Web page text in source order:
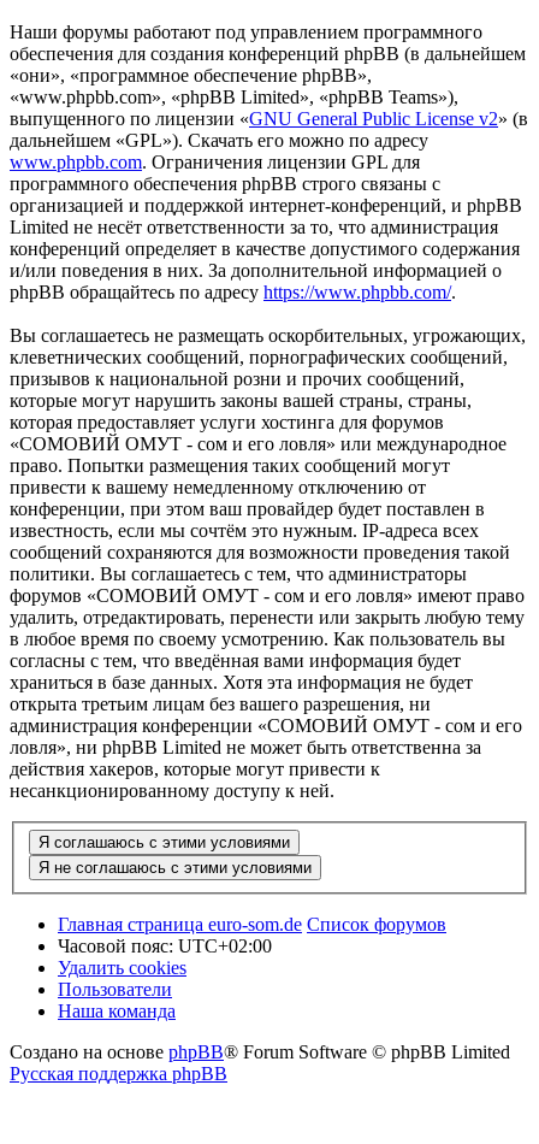
Наши форумы работают под управлением программного
обеспечения для создания конференций phpBB (в дальнейшем
«они», «программное обеспечение phpBB»,
«www.phpbb.com», «phpBB Limited», «phpBB Teams»),
выпущенного по лицензии «GNU General Public License v2» (в
дальнейшем «GPL»). Скачать его можно по адресу
www.phpbb.com. Ограничения лицензии GPL для
программного обеспечения phpBB строго связаны с
организацией и поддержкой интернет-конференций, и phpBB
Limited не несёт ответственности за то, что администрация
конференций определяет в качестве допустимого содержания
и/или поведения в них. За дополнительной информацией о
phpBB обращайтесь по адресу https://www.phpbb.com/.
Вы соглашаетесь не размещать оскорбительных, угрожающих,
клеветнических сообщений, порнографических сообщений,
призывов к национальной розни и прочих сообщений,
которые могут нарушить законы вашей страны, страны,
которая предоставляет услуги хостинга для форумов
«СОМОВИЙ ОМУТ - сом и его ловля» или международное
право. Попытки размещения таких сообщений могут
привести к вашему немедленному отключению от
конференции, при этом ваш провайдер будет поставлен в
известность, если мы сочтём это нужным. IP-адреса всех
сообщений сохраняются для возможности проведения такой
политики. Вы соглашаетесь с тем, что администраторы
форумов «СОМОВИЙ ОМУТ - сом и его ловля» имеют право
удалить, отредактировать, перенести или закрыть любую тему
в любое время по своему усмотрению. Как пользователь вы
согласны с тем, что введённая вами информация будет
храниться в базе данных. Хотя эта информация не будет
открыта третьим лицам без вашего разрешения, ни
администрация конференции «СОМОВИЙ ОМУТ - сом и его
ловля», ни phpBB Limited не может быть ответственна за
действия хакеров, которые могут привести к
несанкционированному доступу к ней.
Главная страница euro-som.de Список форумов
Часовой пояс: UTC+02:00
Удалить cookies
Пользователи
Наша команда
Создано на основе phpBB® Forum Software © phpBB Limited
Русская поддержка phpBB